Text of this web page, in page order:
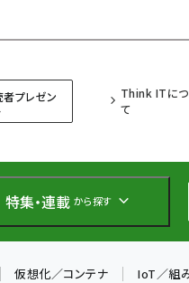
者プレゼン
Think ITに
て
特集・連載 から探す
仮想化／コンテナ IoT／組